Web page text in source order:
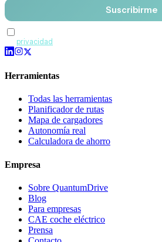
Suscribirme
privacidad
Herramientas
Todas las herramientas
Planificador de rutas
Mapa de cargadores
Autonomía real
Calculadora de ahorro
Empresa
Sobre QuantumDrive
Blog
Para empresas
CAE coche eléctrico
Prensa